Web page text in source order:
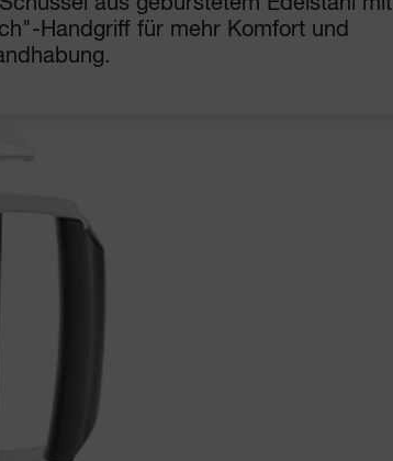
Handgriff für mehr Komfort und